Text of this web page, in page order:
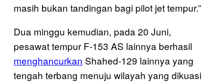
masih bukan tandingan bagi pilot jet tempur.”
Dua minggu kemudian, pada 20 Juni,
pesawat tempur F-153 AS lainnya berhasil
menghancurkan Shahed-129 lainnya yang
tengah terbang menuju wilayah yang dikuasi